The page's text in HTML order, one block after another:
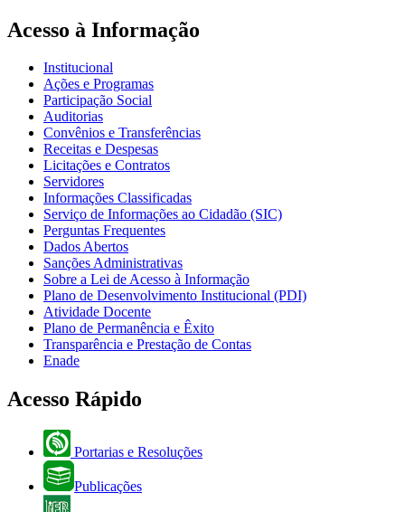
Acesso à Informação
Institucional
Ações e Programas
Participação Social
Auditorias
Convênios e Transferências
Receitas e Despesas
Licitações e Contratos
Servidores
Informações Classificadas
Serviço de Informações ao Cidadão (SIC)
Perguntas Frequentes
Dados Abertos
Sanções Administrativas
Sobre a Lei de Acesso à Informação
Plano de Desenvolvimento Institucional (PDI)
Atividade Docente
Plano de Permanência e Êxito
Transparência e Prestação de Contas
Enade
Acesso Rápido
Portarias e Resoluções
Publicações